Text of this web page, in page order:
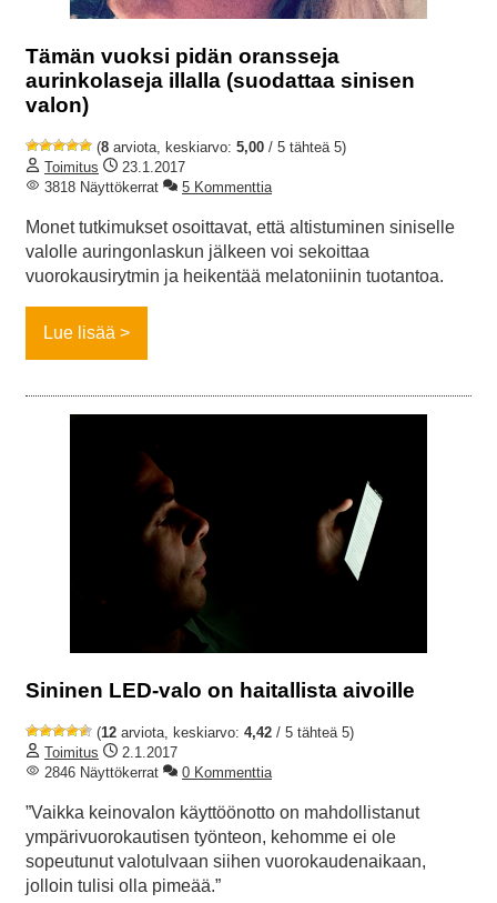
Tämän vuoksi pidän oransseja
aurinkolaseja illalla (suodattaa sinisen
valon)
(8 arviota, keskiarvo: 5,00 / 5 tähteä 5)
Toimitus
23.1.2017
3818 Näyttökerrat
5 Kommenttia
Monet tutkimukset osoittavat, että altistuminen siniselle
valolle auringonlaskun jälkeen voi sekoittaa
vuorokausirytmin ja heikentää melatoniinin tuotantoa.
Lue lisää
Sininen LED-valo on haitallista aivoille
(12 arviota, keskiarvo: 4,42 / 5 tähteä 5)
Toimitus
2.1.2017
2846 Näyttökerrat
0 Kommenttia
”Vaikka keinovalon käyttöönotto on mahdollistanut
ympärivuorokautisen työnteon, kehomme ei ole
sopeutunut valotulvaan siihen vuorokaudenaikaan,
jolloin tulisi olla pimeää.”